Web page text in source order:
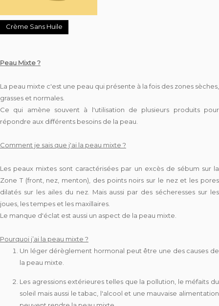
Crème Sans Huile
Peau Mixte ?
La peau mixte c'est une peau qui présente à la fois des zones sèches,
grasses et normales.
Ce qui amène souvent à l'utilisation de plusieurs produits pour
répondre aux différents besoins de la peau.
Comment je sais que j'ai la peau mixte ?
Les peaux mixtes sont caractérisées par un excès de sébum sur la
Zone T (front, nez, menton), des points noirs sur le nez et les pores
dilatés sur les ailes du nez. Mais aussi par des sécheresses sur les
joues, les tempes et les maxillaires.
Le manque d'éclat est aussi un aspect de la peau mixte.
Pourquoi j’ai la peau mixte ?
Un léger dérèglement hormonal peut être une des causes de
la peau mixte.
Les agressions extérieures telles que la pollution, le méfaits du
soleil mais aussi le tabac, l'alcool et une mauvaise alimentation